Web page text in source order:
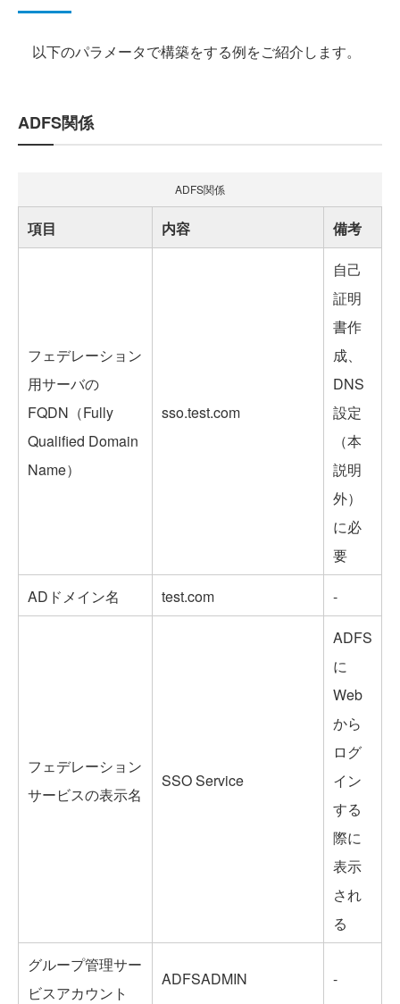
以下のパラメータで構築をする例をご紹介します。
ADFS関係
ADFS関係
項目 内容 備考
フェデレーション
用サーバの
FQDN（Fully
Qualified Domain
Name）
sso.test.com
自己
証明
書作
成、
DNS
設定
（本
説明
外）
に必
要
ADドメイン名
test.com -
フェデレーション
サービスの表示名
SSO Service
ADFS
に
Web
から
ログ
イン
する
際に
表示
され
る
グループ管理サー
ビスアカウント
ADFSADMIN -